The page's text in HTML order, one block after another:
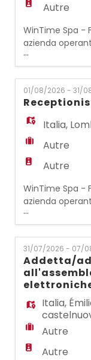
Autre
WinTime Spa -
azienda
un/una
sostituzione
occuperà delle
accoglienza
gestione del
struttura -
dell'area
...
01/08/2026 - 31/
Italia,
Autre
Autre
WinTime Spa -
azienda
un/una
RECEPTIONIST
persona
seguenti
gestione
smistamento
ordine e cura
...
31/07/2026 - 07/
Addetta/
Italia,
Autre
Autre